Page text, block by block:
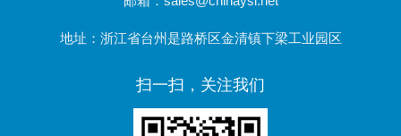
地址：浙江省台州是路桥区金清镇下梁工业园区
扫一扫，关注我们